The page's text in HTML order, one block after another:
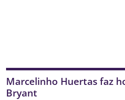
Marcelinho Huertas faz
Bryant